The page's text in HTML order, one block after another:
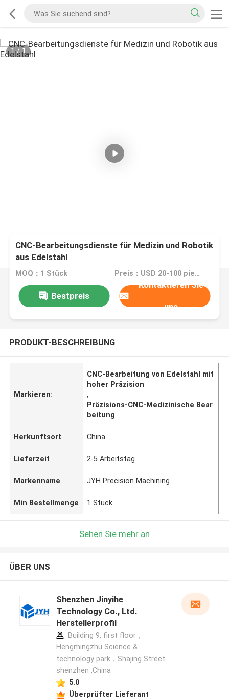
1 /1
CNC-Bearbeitungsdienste für Medizin und Robotik
aus Edelstahl
MOQ：1 Stück Preis：USD 20-100 pieces,negotiable
Bestpreis
Kontaktieren Sie
uns
PRODUKT-BESCHREIBUNG
Markieren:
CNC-Bearbeitung von Edelstahl mit
hoher Präzision
,
Präzisions-CNC-Medizinische Bear
beitung
Herkunftsort China
Lieferzeit 2-5 Arbeitstag
Markenname JYH Precision Machining
Min Bestellmenge 1 Stück
Sehen Sie mehr an
ÜBER UNS
Shenzhen Jinyihe
Technology Co., Ltd.
Herstellerprofil
Building 9, first floor，
Hengmingzhu Science &
technology park，Shajing Street
shenzhen ,China
5.0
Überprüfter Lieferant